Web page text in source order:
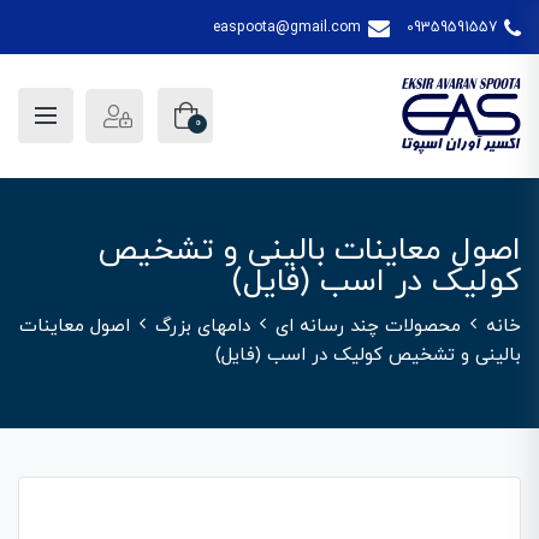
09359591557
easpoota@gmail.com
0
اصول معاینات بالینی و تشخیص
کولیک در اسب (فایل)
خانه محصولات چند رسانه ای دامهای بزرگ
اصول معاینات
بالینی و تشخیص کولیک در اسب (فایل)